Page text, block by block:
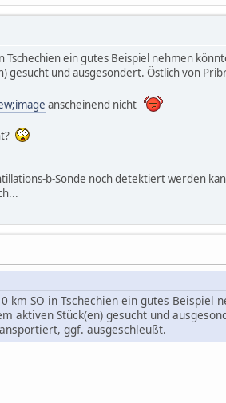
Tschechien ein gutes Beispiel nehmen
gesucht und ausgesondert. Östlich von
anscheinend nicht
b-Sonde noch detektiert werden
SO in Tschechien ein gutes Beispiel
aktiven Stück(en) gesucht und
ggf. ausgeschleußt.